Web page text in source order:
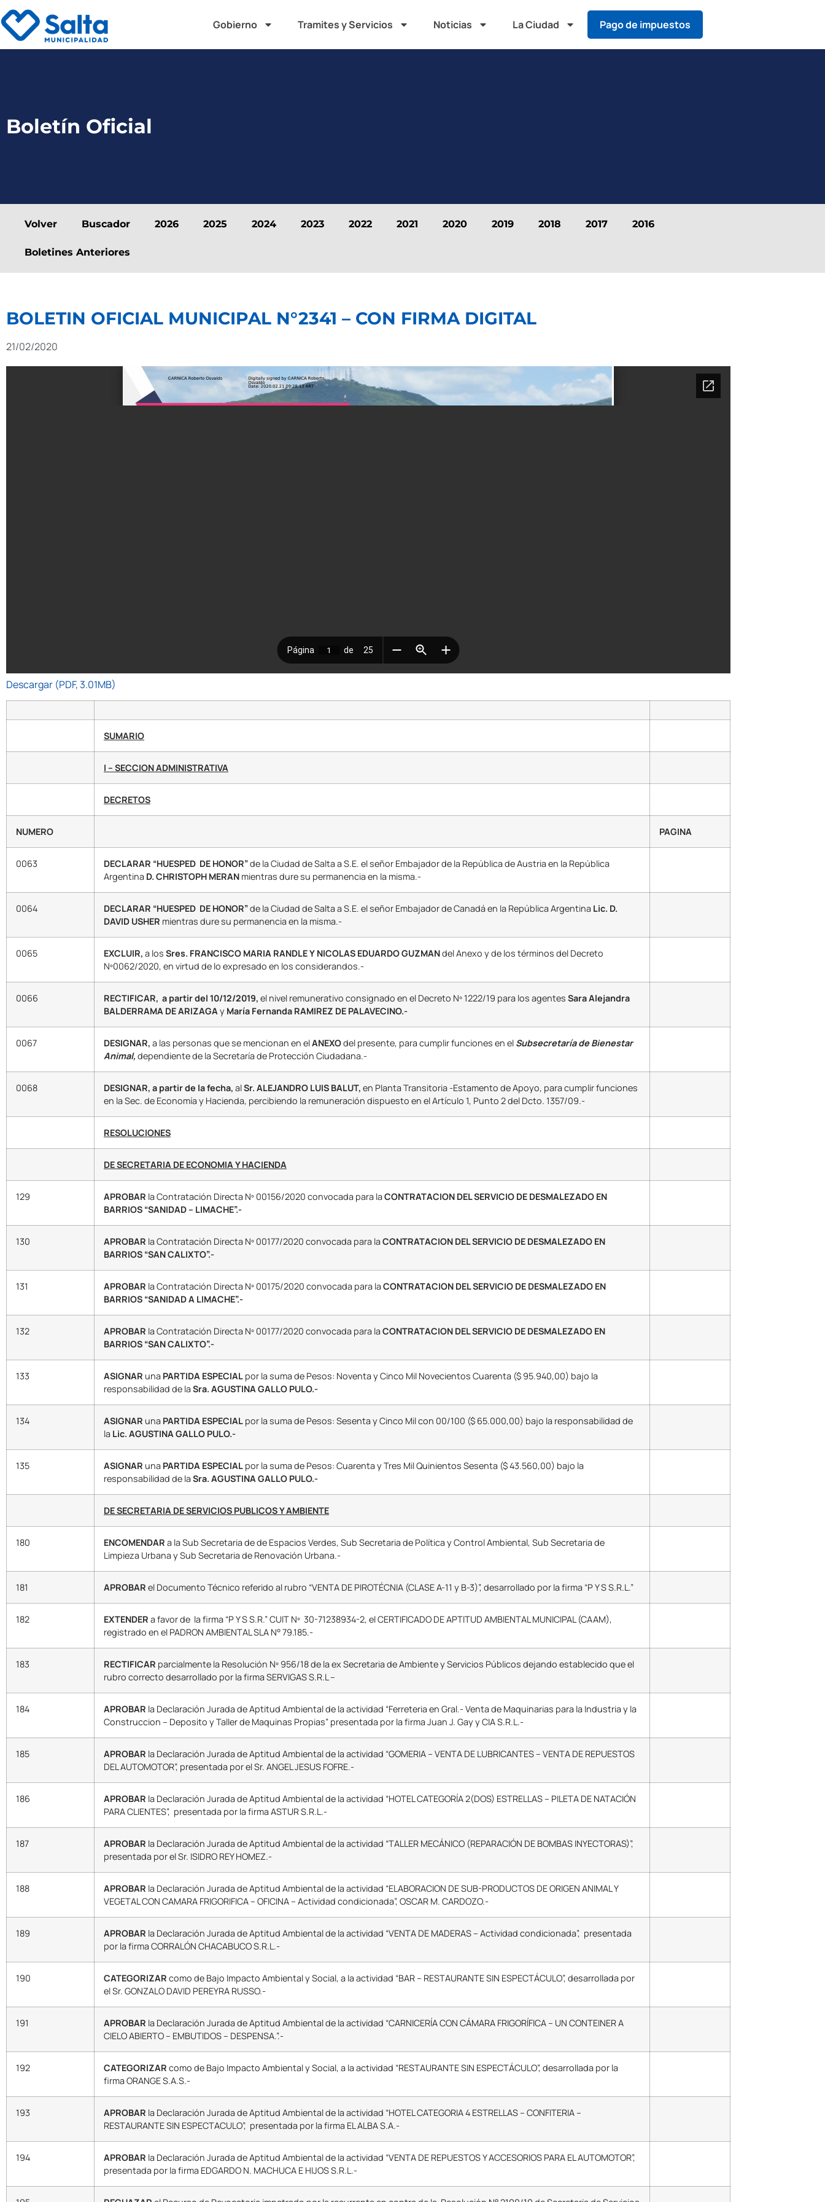
Gobierno Tramites y Servicios Noticias La Ciudad Pago de impuestos
Boletín Oficial
Volver Buscador 2026 2025 2024 2023 2022 2021 2020 2019 2018 2017 2016
Boletines Anteriores
BOLETIN OFICIAL MUNICIPAL N°2341 – CON FIRMA DIGITAL
21/02/2020
Descargar (PDF, 3.01MB)
SUMARIO
I – SECCION ADMINISTRATIVA
DECRETOS
NUMERO PAGINA
0063 DECLARAR “HUESPED DE HONOR”de la Ciudad de Salta a S.E. el señor Embajador de la República de Austria en la República
Argentina D. CHRISTOPH MERAN mientras dure su permanencia en la misma.-
0064 DECLARAR “HUESPED DE HONOR”de la Ciudad de Salta a S.E. el señor Embajador de Canadá en la República Argentina Lic. D.
DAVID USHER mientras dure su permanencia en la misma.-
0065 EXCLUIR, a los Sres. FRANCISCO MARIA RANDLEY NICOLAS EDUARDO GUZMANdel Anexo y de los términos del Decreto
Nº0062/2020, en virtud de lo expresado en los considerandos.-
0066 RECTIFICAR, a partir del 10/12/2019, el nivel remunerativo consignado en el Decreto Nº 1222/19 para los agentes Sara Alejandra
BALDERRAMA DE ARIZAGAy María Fernanda RAMIREZ DE PALAVECINO.-
0067 DESIGNAR, a las personas que se mencionan en elANEXOdel presente, para cumplir funciones en el Subsecretaría de Bienestar
Animal, dependiente de la Secretaría de Protección Ciudadana.-
0068 DESIGNAR, a partir de la fecha, alSr. ALEJANDRO LUIS BALUT, en Planta Transitoria -Estamento de Apoyo, para cumplir funciones
en la Sec. de Economía y Hacienda, percibiendo la remuneración dispuesto en el Artículo 1, Punto 2 del Dcto. 1357/09.-
RESOLUCIONES
DE SECRETARIA DE ECONOMIA Y HACIENDA
129 APROBAR la Contratación Directa Nº 00156/2020 convocada para laCONTRATACION DEL SERVICIO DE DESMALEZADO EN
BARRIOS “SANIDAD – LIMACHE”.-
130 APROBAR la Contratación Directa Nº 00177/2020 convocada para laCONTRATACION DEL SERVICIO DE DESMALEZADO EN
BARRIOS “SAN CALIXTO”.-
131 APROBAR la Contratación Directa Nº 00175/2020 convocada para laCONTRATACION DEL SERVICIO DE DESMALEZADO EN
BARRIOS “SANIDAD A LIMACHE”.-
132 APROBAR la Contratación Directa Nº 00177/2020 convocada para laCONTRATACION DEL SERVICIO DE DESMALEZADO EN
BARRIOS “SAN CALIXTO”.-
133 ASIGNAR una PARTIDA ESPECIAL por la suma de Pesos: Noventa y Cinco Mil Novecientos Cuarenta ($ 95.940,00) bajo la
responsabilidad de laSra. AGUSTINA GALLO PULO.-
134 ASIGNAR una PARTIDA ESPECIAL por la suma de Pesos: Sesenta y Cinco Mil con 00/100 ($ 65.000,00) bajo la responsabilidad de
la Lic. AGUSTINA GALLO PULO.-
135 ASIGNAR una PARTIDA ESPECIAL por la suma de Pesos: Cuarenta y Tres Mil Quinientos Sesenta ($ 43.560,00) bajo la
responsabilidad de laSra. AGUSTINA GALLO PULO.-
DE SECRETARIA DE SERVICIOS PUBLICOS Y AMBIENTE
180 ENCOMENDAR a la Sub Secretaria de de Espacios Verdes, Sub Secretaria de Política y Control Ambiental, Sub Secretaria de
Limpieza Urbana y Sub Secretaria de Renovación Urbana.-
181 APROBAR el Documento Técnico referido al rubro “VENTA DE PIROTÉCNIA (CLASE A-11 y B-3)”, desarrollado por la firma “P Y S S.R.L.”
182 EXTENDER a favor de la firma “P Y S S.R.” CUIT Nº 30-71238934-2, el CERTIFICADO DE APTITUD AMBIENTAL MUNICIPAL (CAAM),
registrado en el PADRON AMBIENTAL SLA N° 79.185.-
183 RECTIFICAR parcialmente la Resolución Nº 956/18 de la ex Secretaria de Ambiente y Servicios Públicos dejando establecido que el
rubro correcto desarrollado por la firma SERVIGAS S.R.L –
184 APROBAR la Declaración Jurada de Aptitud Ambiental de la actividad “Ferreteria en Gral.- Venta de Maquinarias para la Industria y la
Construccion – Deposito y Taller de Maquinas Propias” presentada por la firma Juan J. Gay y CIA S.R.L.-
185 APROBAR la Declaración Jurada de Aptitud Ambiental de la actividad “GOMERIA – VENTA DE LUBRICANTES – VENTA DE REPUESTOS
DEL AUTOMOTOR”, presentada por el Sr. ANGEL JESUS FOFRE.-
186 APROBAR la Declaración Jurada de Aptitud Ambiental de la actividad “HOTEL CATEGORÍA 2(DOS) ESTRELLAS – PILETA DE NATACIÓN
PARA CLIENTES”, presentada por la firma ASTUR S.R.L.-
187 APROBAR la Declaración Jurada de Aptitud Ambiental de la actividad “TALLER MECÁNICO (REPARACIÓN DE BOMBAS INYECTORAS)”,
presentada por el Sr. ISIDRO REY HOMEZ.-
188 APROBAR la Declaración Jurada de Aptitud Ambiental de la actividad “ELABORACION DE SUB-PRODUCTOS DE ORIGEN ANIMAL Y
VEGETAL CON CAMARA FRIGORIFICA – OFICINA – Actividad condicionada”, OSCAR M. CARDOZO.-
189 APROBAR la Declaración Jurada de Aptitud Ambiental de la actividad “VENTA DE MADERAS – Actividad condicionada”, presentada
por la firma CORRALÓN CHACABUCO S.R.L.-
190 CATEGORIZAR como de Bajo Impacto Ambiental y Social, a la actividad “BAR – RESTAURANTE SIN ESPECTÁCULO”, desarrollada por
el Sr. GONZALO DAVID PEREYRA RUSSO.-
191 APROBAR la Declaración Jurada de Aptitud Ambiental de la actividad “CARNICERÍA CON CÁMARA FRIGORÍFICA – UN CONTEINER A
CIELO ABIERTO – EMBUTIDOS – DESPENSA.”.-
192 CATEGORIZAR como de Bajo Impacto Ambiental y Social, a la actividad “RESTAURANTE SIN ESPECTÁCULO”, desarrollada por la
firma ORANGE S.A.S.-
193 APROBAR la Declaración Jurada de Aptitud Ambiental de la actividad “HOTEL CATEGORIA 4 ESTRELLAS – CONFITERIA –
RESTAURANTE SIN ESPECTACULO”, presentada por la firma EL ALBA S.A.-
194 APROBAR la Declaración Jurada de Aptitud Ambiental de la actividad “VENTA DE REPUESTOS Y ACCESORIOS PARA EL AUTOMOTOR”,
presentada por la firma EDGARDO N. MACHUCA E HIJOS S.R.L.-